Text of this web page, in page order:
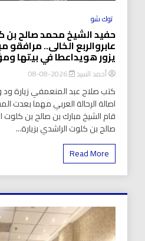
توك شو
حفيد الشيخ محمد صالح بن
عابروالربع الخالى..
يزور هويداعطا في بيتها
أحمد السيد 2026-08-08
كتب صلاح عبد المنعمفي زيارة
اصالة الرحالة العربي مهما بعدت
قام الشيخ مبارك بن صالح بن كلوت
صالح بن كلوت الراشدي بزيارة...
Read More